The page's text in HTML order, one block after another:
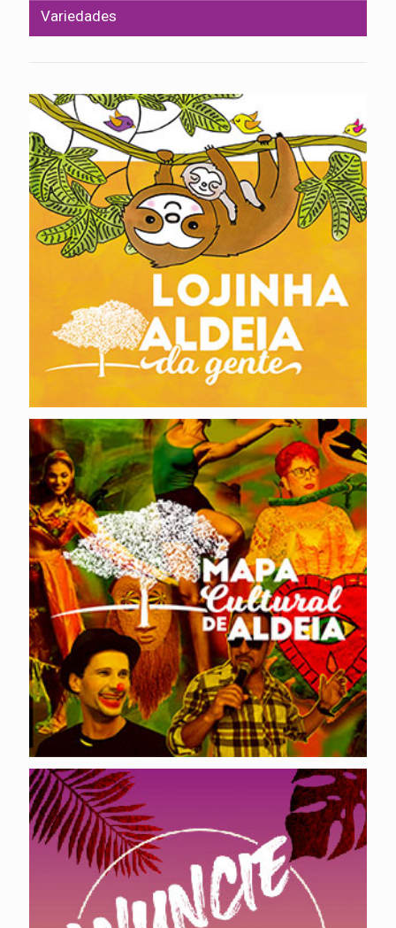
Variedades